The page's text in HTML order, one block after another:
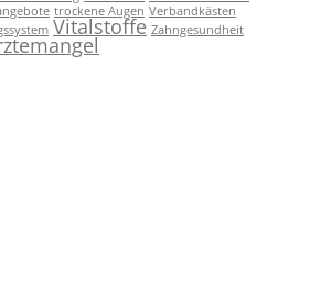
trockene Augen Verbandkästen
Vitalstoffe Zahngesundheit